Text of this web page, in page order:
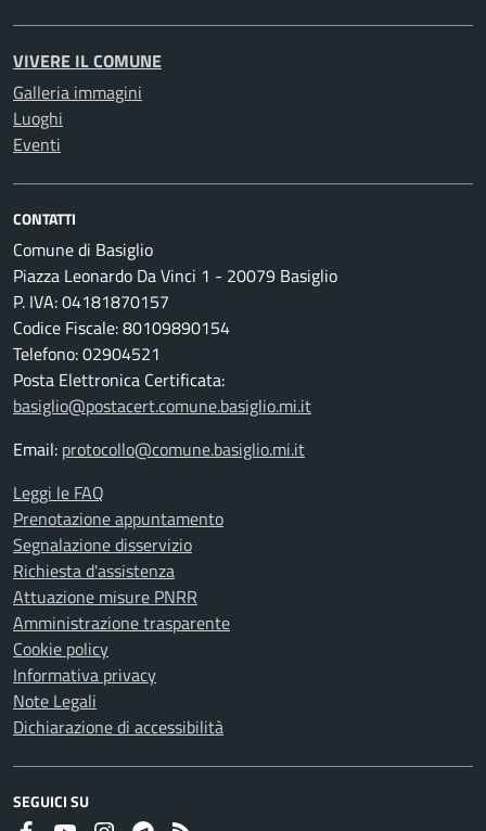
VIVERE IL COMUNE
Galleria immagini
Luoghi
Eventi
CONTATTI
Comune di Basiglio
Piazza Leonardo Da Vinci 1 - 20079 Basiglio
P. IVA: 04181870157
Codice Fiscale: 80109890154
Telefono: 02904521
Posta Elettronica Certificata:
basiglio@postacert.comune.basiglio.mi.it
Email: protocollo@comune.basiglio.mi.it
Leggi le FAQ
Prenotazione appuntamento
Segnalazione disservizio
Richiesta d'assistenza
Attuazione misure PNRR
Amministrazione trasparente
Cookie policy
Informativa privacy
Note Legali
Dichiarazione di accessibilità
SEGUICI SU